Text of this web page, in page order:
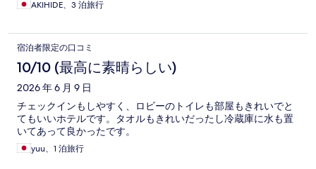
AKIHIDE、3 泊旅行
宿泊者限定の口コミ
10/10 (最高に素晴らしい)
2026 年 6 月 9 日
チェックインもしやすく、ロビーのトイレも部屋もきれいでと
てもいいホテルです。タオルもきれいだったし冷蔵庫に水も置
いてあって良かったです。
yuu、1 泊旅行